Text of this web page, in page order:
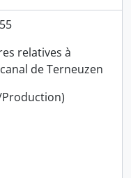
relatives à
de Terneuzen